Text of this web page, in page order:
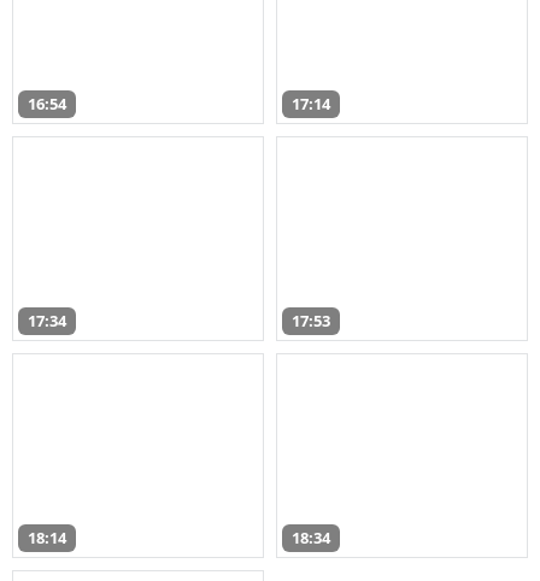
16:54 17:14
17:34 17:53
18:14 18:34